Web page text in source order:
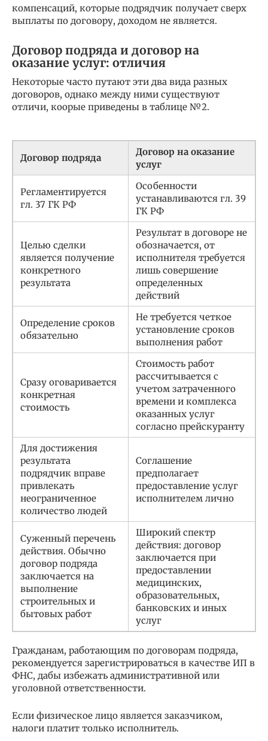
компенсаций, которые подрядчик получает сверх
выплаты по договору, доходом не является.
Договор подряда и договор на
оказание услуг: отличия
Некоторые часто путают эти два вида разных
договоров, однако между ними существуют
отличи, коорые приведены в таблице №2.
Договор подряда
Договор на оказание
услуг
Регламентируется
гл. 37 ГК РФ
Особенности
устанавливаются гл. 39
ГК РФ
Целью сделки
является получение
конкретного
результата
Результат в договоре не
обозначается, от
исполнителя требуется
лишь совершение
определенных
действий
Определение сроков
обязательно
Не требуется четкое
установление сроков
выполнения работ
Сразу оговаривается
конкретная
стоимость
Стоимость работ
рассчитывается с
учетом затраченного
времени и комплекса
оказанных услуг
согласно прейскуранту
Для достижения
результата
подрядчик вправе
привлекать
неограниченное
количество людей
Соглашение
предполагает
предоставление услуг
исполнителем лично
Суженный перечень
действия. Обычно
договор подряда
заключается на
выполнение
строительных и
бытовых работ
Широкий спектр
действия: договор
заключается при
предоставлении
медицинских,
образовательных,
банковских и иных
услуг
Гражданам, работающим по договорам подряда,
рекомендуется зарегистрироваться в качестве ИП в
ФНС, дабы избежать административной или
уголовной ответственности.
Если физическое лицо является заказчиком,
налоги платит только исполнитель.